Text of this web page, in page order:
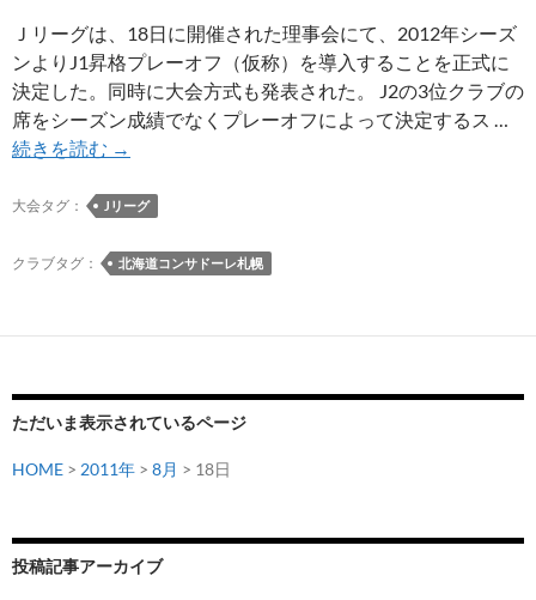
Ｊリーグは、18日に開催された理事会にて、2012年シーズ
ンよりJ1昇格プレーオフ（仮称）を導入することを正式に
決定した。同時に大会方式も発表された。 J2の3位クラブの
席をシーズン成績でなくプレーオフによって決定するス …
続きを読む 2012
ー
ン
格
プ
レ
フ
（仮
→
大会タグ： Jリーグ
クラブタグ： 北海道コンサドーレ札幌
ただいま表示されているページ
HOME > 2011年 > 8月 > 18日
投稿記事アーカイブ